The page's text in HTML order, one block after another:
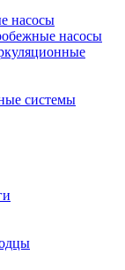
насосы
насосы
системы